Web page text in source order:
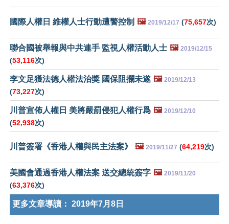
國際人權日 維權人士行動遭警控制 🖼️ 2019/12/17 (75,657次)
聯合國被舉報與中共連手 監視人權活動人士 🖼️ 2019/12/15
(53,116次)
李文足獲法德人權法治獎 國保阻攔未遂 🖼️ 2019/12/13
(73,227次)
川普宣佈人權日 美將嚴罰侵犯人權行爲 🖼️ 2019/12/10
(52,938次)
川普簽署《香港人權與民主法案》 🖼️ 2019/11/27 (64,219次)
美國會通過香港人權法案 送交總統簽字 🖼️ 2019/11/20
(63,376次)
更多文章導讀： 2019年7月8日